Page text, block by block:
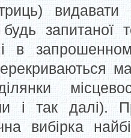
будь запитаної
і в
і так далі).
вибірка